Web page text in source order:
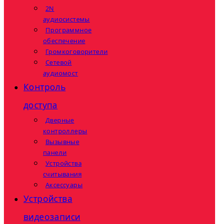
2N
аудиосистемы
Программное
обеспечение
Громкоговорители
Сетевой
аудиомост
Контроль
доступа
Дверные
контроллеры
Вызывные
панели
Устройства
считывания
Аксессуары
Устройства
видеозаписи